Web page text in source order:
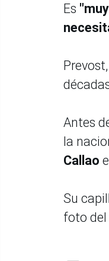
Es
Antes
la
Callao
Su
foto del